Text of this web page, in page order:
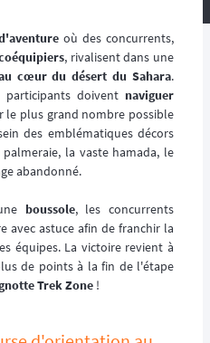
médicales à poste
et équipes médicales
sur le circuit, ou suivent la
où des concurrents,
, rivalisent dans une
cœur du désert du Sahara.
participants doivent naviguer
le plus grand nombre possible
des emblématiques décors
la vaste hamada, le
abandonné.
boussole, les concurrents
avec astuce afin de franchir la
équipes. La victoire revient à
de points à la fin de l'étape
Trek Zone !